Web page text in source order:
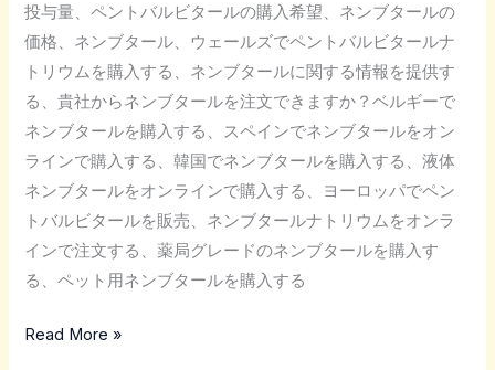
投与量、ペントバルビタールの購入希望、ネンブタールの
価格、ネンブタール、ウェールズでペントバルビタールナ
トリウムを購入する、ネンブタールに関する情報を提供す
る、貴社からネンブタールを注文できますか？ベルギーで
ネンブタールを購入する、スペインでネンブタールをオン
ラインで購入する、韓国でネンブタールを購入する、液体
ネンブタールをオンラインで購入する、ヨーロッパでペン
トバルビタールを販売、ネンブタールナトリウムをオンラ
インで注文する、薬局グレードのネンブタールを購入す
る、ペット用ネンブタールを購入する
Read More »